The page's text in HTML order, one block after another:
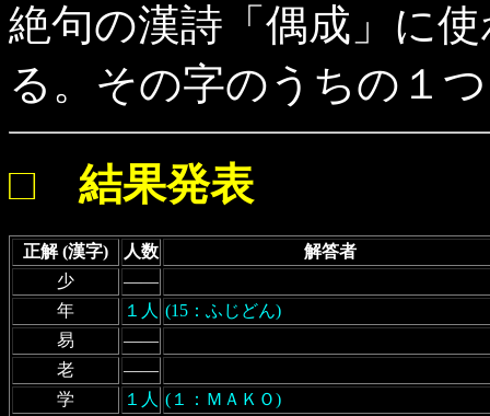
絶句の漢詩「偶成」に
る。その字のうちの１
□ 結果発表
正解 (漢字) 人数
解答者
少
――
年
１人 (15：ふじどん)
易
――
老
――
学
１人 (１：ＭＡＫＯ)